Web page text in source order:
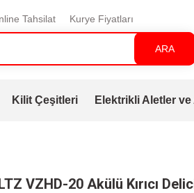
Tahsilat Kurye Fiyatları
ARA
Kilit Çeşitleri Elektrikli Aletler ve
VZHD-20 Akülü Kırıcı